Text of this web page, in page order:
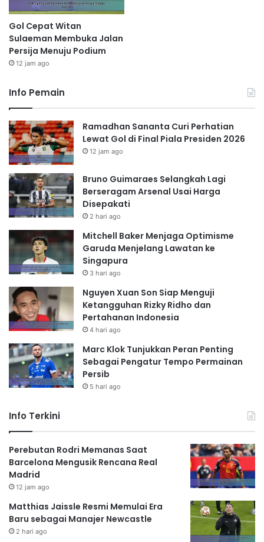
Gol Cepat Witan
Sulaeman Membuka Jalan
Persija Menuju Podium
12 jam ago
Info Pemain
Ramadhan Sananta Curi Perhatian
Lewat Gol di Final Piala Presiden 2026
12 jam ago
Bruno Guimaraes Selangkah Lagi
Berseragam Arsenal Usai Harga
Disepakati
2 hari ago
Mitchell Baker Menjaga Optimisme
Garuda Menjelang Lawatan ke
Singapura
3 hari ago
Nguyen Xuan Son Siap Menguji
Ketangguhan Rizky Ridho dan
Pertahanan Indonesia
4 hari ago
Marc Klok Tunjukkan Peran Penting
Sebagai Pengatur Tempo Permainan
Persib
5 hari ago
Info Terkini
Perebutan Rodri Memanas Saat
Barcelona Mengusik Rencana Real
Madrid
12 jam ago
Matthias Jaissle Resmi Memulai Era
Baru sebagai Manajer Newcastle
2 hari ago